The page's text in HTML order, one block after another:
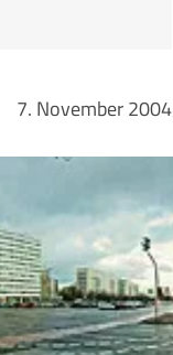
7. November 2004